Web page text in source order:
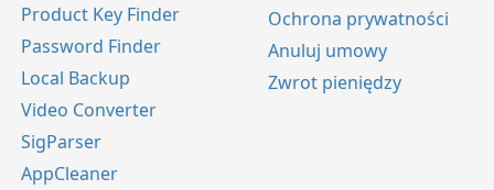
Product Key Finder
Password Finder
Local Backup
Video Converter
SigParser
AppCleaner
Ochrona prywatności
Anuluj umowy
Zwrot pieniędzy